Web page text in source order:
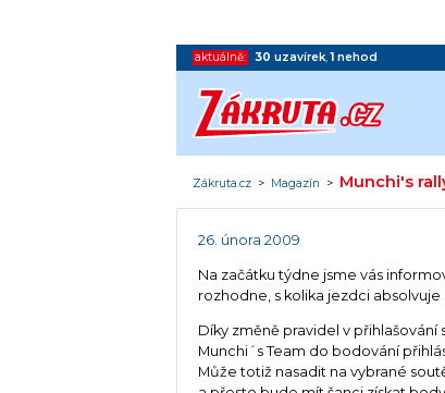
aktuálně: 30 uzavírek,1 nehod
Zákruta.cz > Magazín > Munchi's
26. února 2009
Na začátku týdne jsme vás
rozhodne, s kolika jezdci
Díky změně pravidel v přihlašování
Munchi´s Team do bodování
Může totiž nasadit na vybrané